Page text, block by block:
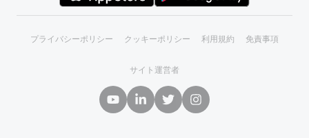
プライバシーポリシー クッキーポリシー 利用規約 免責事項
サイト運営者